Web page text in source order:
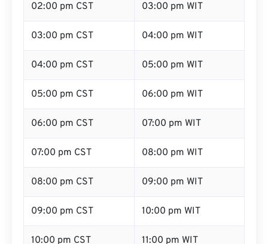
02:00 pm CST 03:00 pm WIT
03:00 pm CST 04:00 pm WIT
04:00 pm CST 05:00 pm WIT
05:00 pm CST 06:00 pm WIT
06:00 pm CST 07:00 pm WIT
07:00 pm CST 08:00 pm WIT
08:00 pm CST 09:00 pm WIT
09:00 pm CST 10:00 pm WIT
10:00 pm CST 11:00 pm WIT